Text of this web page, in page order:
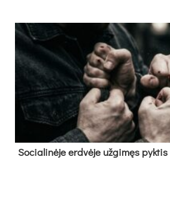
So­cia­li­nė­je erd­vė­je už­gi­męs